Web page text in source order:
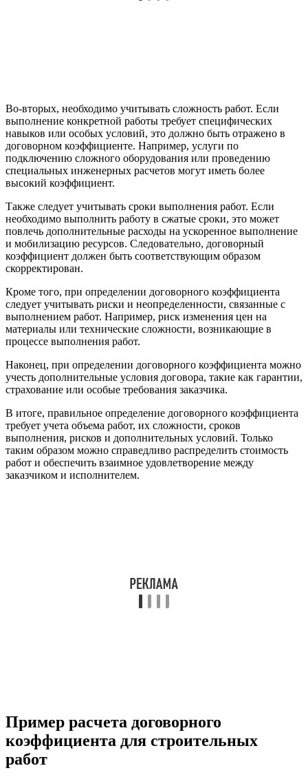
Во-вторых, необходимо учитывать сложность работ. Если
выполнение конкретной работы требует специфических
навыков или особых условий, это должно быть отражено в
договорном коэффициенте. Например, услуги по
подключению сложного оборудования или проведению
специальных инженерных расчетов могут иметь более
высокий коэффициент.
Также следует учитывать сроки выполнения работ. Если
необходимо выполнить работу в сжатые сроки, это может
повлечь дополнительные расходы на ускоренное выполнение
и мобилизацию ресурсов. Следовательно, договорный
коэффициент должен быть соответствующим образом
скорректирован.
Кроме того, при определении договорного коэффициента
следует учитывать риски и неопределенности, связанные с
выполнением работ. Например, риск изменения цен на
материалы или технические сложности, возникающие в
процессе выполнения работ.
Наконец, при определении договорного коэффициента можно
учесть дополнительные условия договора, такие как гарантии,
страхование или особые требования заказчика.
В итоге, правильное определение договорного коэффициента
требует учета объема работ, их сложности, сроков
выполнения, рисков и дополнительных условий. Только
таким образом можно справедливо распределить стоимость
работ и обеспечить взаимное удовлетворение между
заказчиком и исполнителем.
Пример расчета договорного
коэффициента для строительных
работ